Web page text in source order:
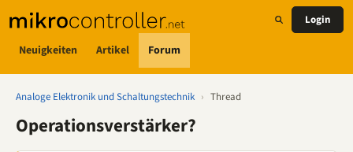
Neuigkeiten Artikel Forum
Login
Analoge Elektronik und Schaltungstechnik › Thread
Operationsverstärker?